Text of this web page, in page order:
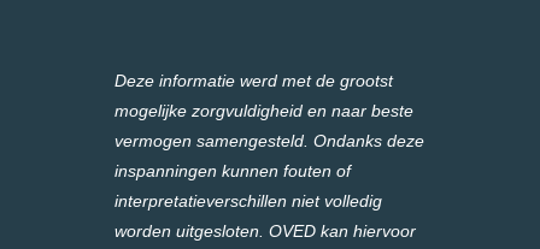
Deze informatie werd met de grootst
mogelijke zorgvuldigheid en naar beste
vermogen samengesteld. Ondanks deze
inspanningen kunnen fouten of
interpretatieverschillen niet volledig
worden uitgesloten. OVED kan hiervoor